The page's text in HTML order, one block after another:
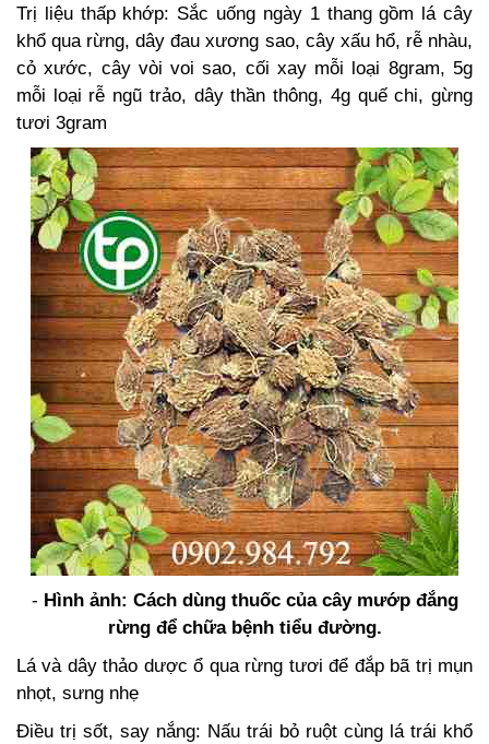
Trị liệu thấp khớp: Sắc uống ngày 1 thang gồm lá cây
khổ qua rừng, dây đau xương sao, cây xấu hổ, rễ nhàu,
cỏ xước, cây vòi voi sao, cối xay mỗi loại 8gram, 5g
mỗi loại rễ ngũ trảo, dây thần thông, 4g quế chi, gừng
tươi 3gram
- Hình ảnh: Cách dùng thuốc của cây mướp đắng
rừng để chữa bệnh tiểu đường.
Lá và dây thảo dược ổ qua rừng tươi để đắp bã trị mụn
nhọt, sưng nhẹ
Điều trị sốt, say nắng: Nấu trái bỏ ruột cùng lá trái khổ